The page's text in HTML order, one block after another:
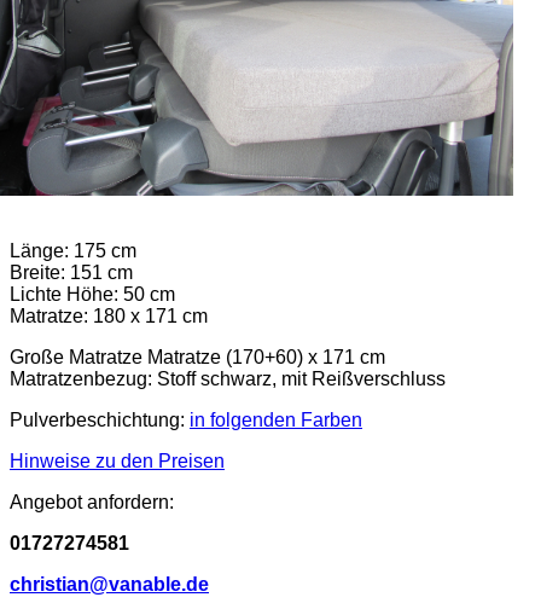
Länge: 175 cm
Breite: 151 cm
Lichte Höhe: 50 cm
Matratze: 180 x 171 cm
Große Matratze Matratze (170+60) x 171 cm
Matratzenbezug: Stoff schwarz, mit Reißverschluss
Pulverbeschichtung: in folgenden Farben
Hinweise zu den Preisen
Angebot anfordern:
01727274581
christian@vanable.de